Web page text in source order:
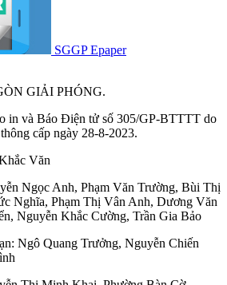
SGGP Epaper
GIẢI PHÓNG.
in và Báo Điện tử số 305/GP-BTTTT do
cấp ngày 28-8-2023.
Văn
Ngọc Anh, Phạm Văn Trường, Bùi Thị
Nghĩa, Phạm Thị Vân Anh, Dương Văn
, Nguyễn Khắc Cường, Trần Gia Bảo
Ngô Quang Trưởng, Nguyễn Chiến